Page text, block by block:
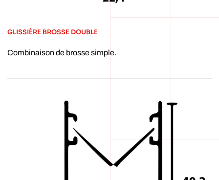
GLISSIÈRE BROSSE DOUBLE
Combinaison de brosse simple.